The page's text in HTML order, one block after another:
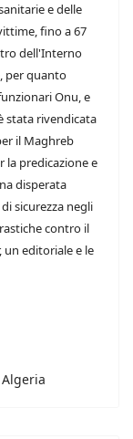
e delle
fino a 67
dell'Interno
per quanto
Onu, e
stata rivendicata
il Maghreb
la predicazione e
disperata
sicurezza negli
contro il
un editoriale e le